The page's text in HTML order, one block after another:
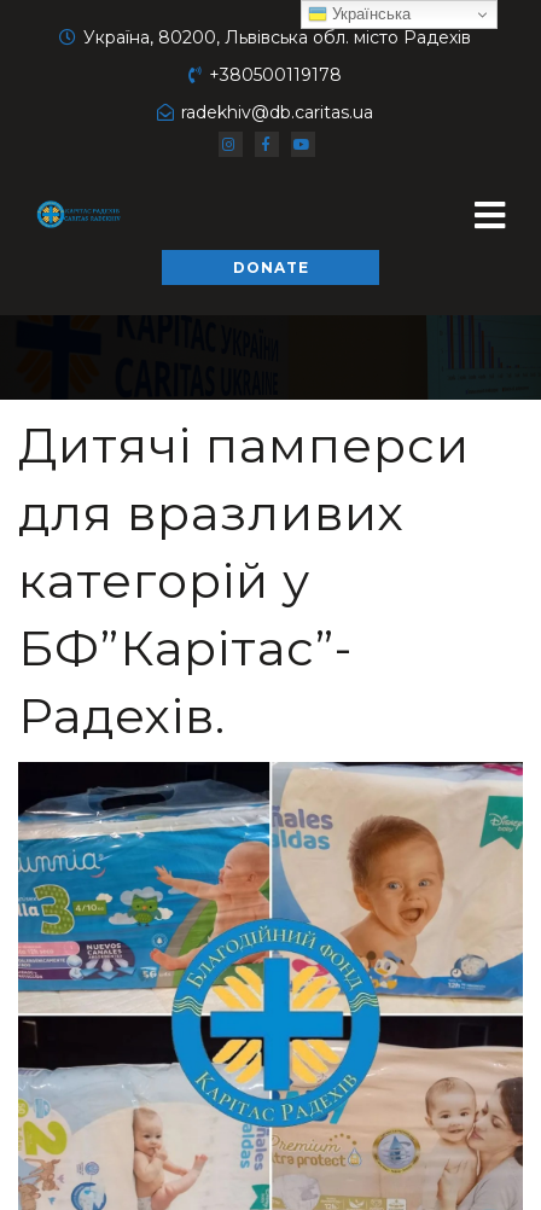
Україна, 80200, Львівська обл. місто Радехів
+380500119178
radekhiv@db.caritas.ua
DONATE
Дитячі памперси
для вразливих
категорій у
БФ”Карітас”-
Радехів.
Українська